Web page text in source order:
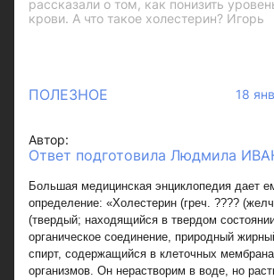
рассказали о том, как понизить
крови. А что такое холестерин? Игорь
ПОЛЕЗНОЕ 18
Автор:
Ответ подготовила Людмила
Большая медицинская энциклопедия дает
определение: «Холестерин (греч. ????
(твердый; находящийся в твердом
органическое соединение, природный
спирт, содержащийся в клеточных
организмов. Он нерастворим в воде, но